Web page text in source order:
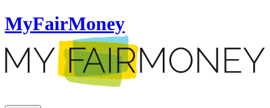
MyFairMoney